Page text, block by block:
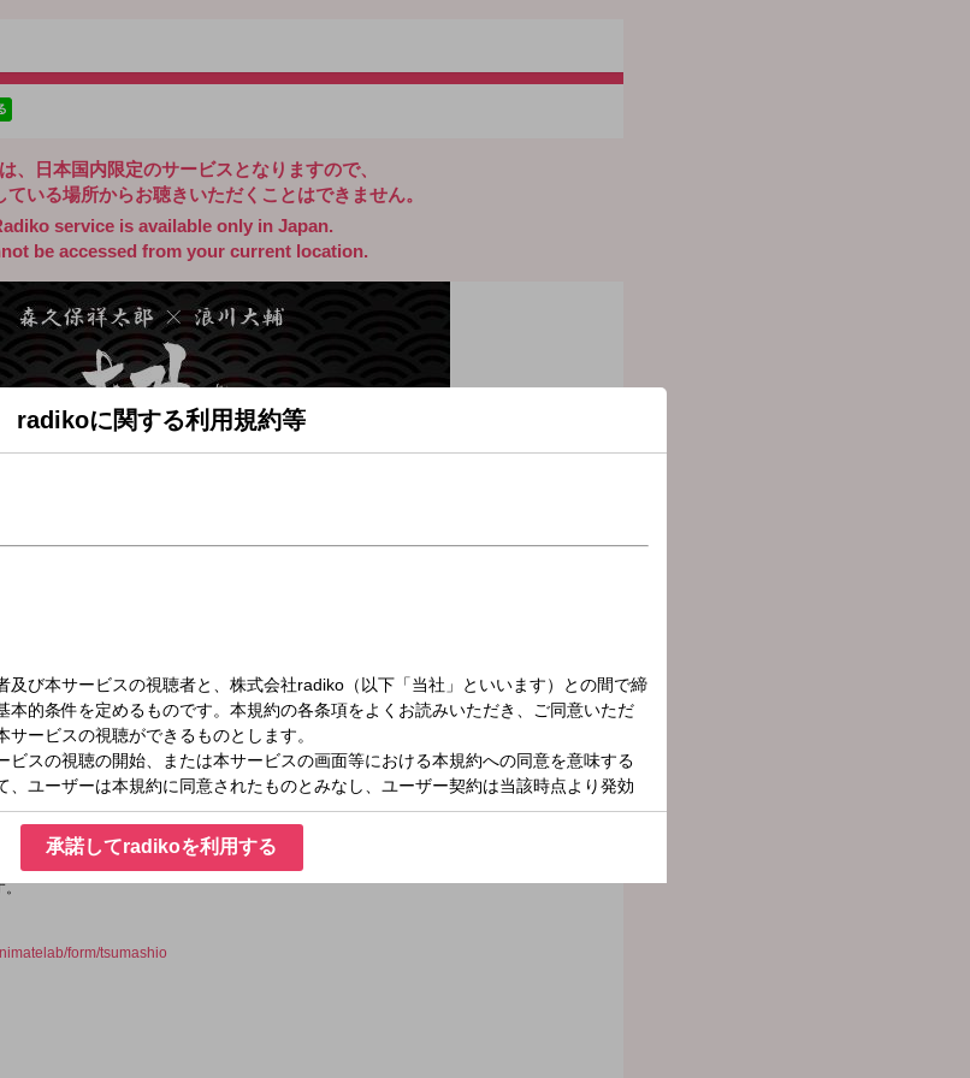
、日本国内限定のサービスとなりますので、
ている場所からお聴きいただくことはできません。
service is available only in Japan.
be accessed from your current location.
塩だけ
んな感じで「この番組はコーナーを作らない。毎回テーマを絞って、トークだけで面白い
。
form/tsumashio
radikoに関する利用規約等
承諾してradikoを利用する